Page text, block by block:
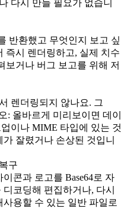
다시 만들 필요가 없습니
반환했고 무엇인지 보고 싶
즉시 렌더링하고, 실제 치수
보거나 버그 보고를 위해 저
렌더링되지 않나요. 그
: 올바르게 미리보이면 데이
이나 MIME 타입에 있는 것
잘렸거나 손상된 것입니
구
콘과 로고를 Base64로 자
코딩해 편집하거나, 다시
용할 수 있는 일반 파일로